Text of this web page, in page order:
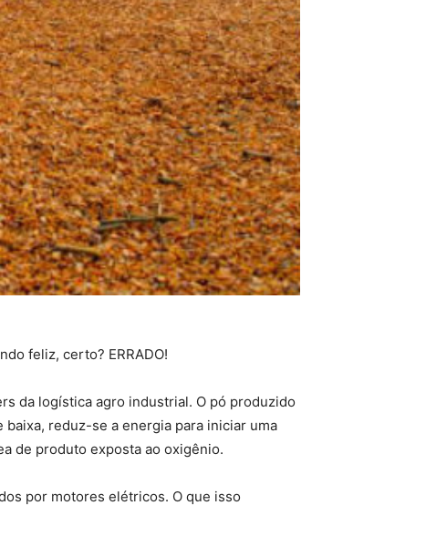
feliz, certo? ERRADO!
da logística agro industrial. O pó produzido
baixa, reduz-se a energia para iniciar uma
de produto exposta ao oxigênio.
por motores elétricos. O que isso